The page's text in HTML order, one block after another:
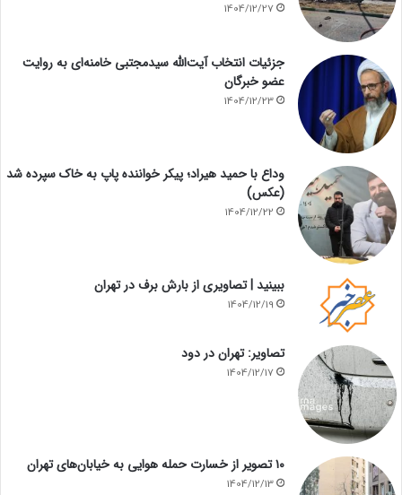
1404/12/27
جزئیات انتخاب آیت‌الله سیدمجتبی خامنه‌ای به روایت
عضو خبرگان
1404/12/23
وداع با حمید هیراد؛ پیکر خواننده پاپ به خاک سپرده شد
(عکس)
1404/12/22
ببینید | تصاویری از بارش برف در تهران
1404/12/19
تصاویر: تهران در دود
1404/12/17
۱۰ تصویر از خسارت حمله هوایی به خیابان‌های تهران
1404/12/13